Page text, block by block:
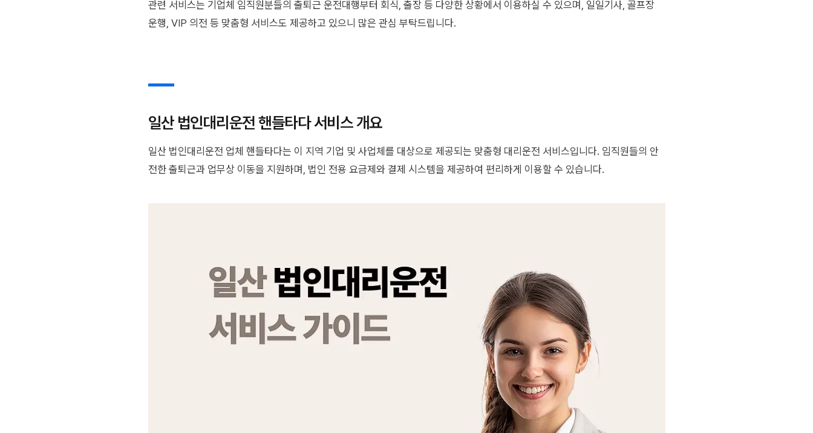
관련 서비스는 기업체 임직원분들의 출퇴근 운전대행부터 회식, 출장 등 다양한 상황에서 이용하실 수 있으며, 일일기사, 골프장
운행, VIP 의전 등 맞춤형 서비스도 제공하고 있으니 많은 관심 부탁드립니다.
일산 법인대리운전 핸들타다 서비스 개요
일산 법인대리운전 업체 핸들타다는 이 지역 기업 및 사업체를 대상으로 제공되는 맞춤형 대리운전 서비스입니다. 임직원들의 안
전한 출퇴근과 업무상 이동을 지원하며, 법인 전용 요금제와 결제 시스템을 제공하여 편리하게 이용할 수 있습니다.